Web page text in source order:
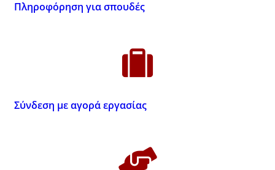
Πληροφόρηση για σπουδές
Σύνδεση με αγορά εργασίας